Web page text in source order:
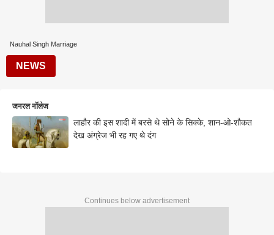
Nauhal Singh Marriage
NEWS
जनरल नॉलेज
लाहौर की इस शादी में बरसे थे सोने के सिक्के, शान-ओ-शौकत
देख अंग्रेज भी रह गए थे दंग
Continues below advertisement